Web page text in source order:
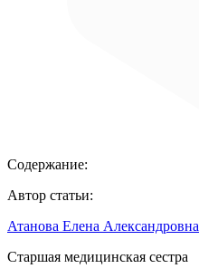
Содержание:
Автор статьи:
Атанова Елена Александровна
Старшая медицинская сестра